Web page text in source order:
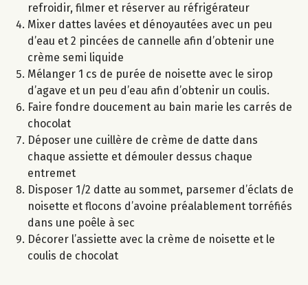
refroidir, filmer et réserver au réfrigérateur
Mixer dattes lavées et dénoyautées avec un peu
d’eau et 2 pincées de cannelle afin d’obtenir une
crème semi liquide
Mélanger 1 cs de purée de noisette avec le sirop
d’agave et un peu d’eau afin d’obtenir un coulis.
Faire fondre doucement au bain marie les carrés de
chocolat
Déposer une cuillère de crème de datte dans
chaque assiette et démouler dessus chaque
entremet
Disposer 1/2 datte au sommet, parsemer d’éclats de
noisette et flocons d’avoine préalablement torréfiés
dans une poêle à sec
Décorer l’assiette avec la crème de noisette et le
coulis de chocolat